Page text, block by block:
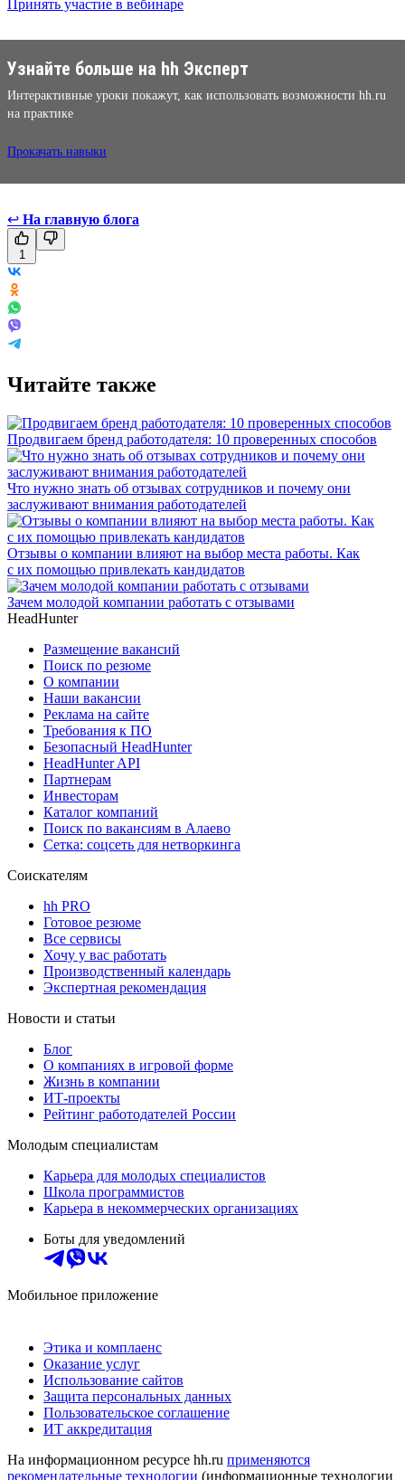
Принять участие в вебинаре
Узнайте больше на hh Эксперт
Интерактивные уроки покажут, как использовать возможности hh.ru
на практике
Прокачать навыки
↩ На главную блога
1
Читайте также
Продвигаем бренд работодателя: 10 проверенных способов
Что нужно знать об отзывах сотрудников и почему они
заслуживают внимания работодателей
Отзывы о компании влияют на выбор места работы. Как
с их помощью привлекать кандидатов
Зачем молодой компании работать с отзывами
HeadHunter
Размещение вакансий
Поиск по резюме
О компании
Наши вакансии
Реклама на сайте
Требования к ПО
Безопасный HeadHunter
HeadHunter API
Партнерам
Инвесторам
Каталог компаний
Поиск по вакансиям в Алаево
Сетка: соцсеть для нетворкинга
Соискателям
hh PRO
Готовое резюме
Все сервисы
Хочу у вас работать
Производственный календарь
Экспертная рекомендация
Новости и статьи
Блог
О компаниях в игровой форме
Жизнь в компании
ИТ-проекты
Рейтинг работодателей России
Молодым специалистам
Карьера для молодых специалистов
Школа программистов
Карьера в некоммерческих организациях
Боты для уведомлений
Мобильное приложение
Этика и комплаенс
Оказание услуг
Использование сайтов
Защита персональных данных
Пользовательское соглашение
ИТ аккредитация
На информационном ресурсе hh.ru применяются
рекомендательные технологии (информационные технологии